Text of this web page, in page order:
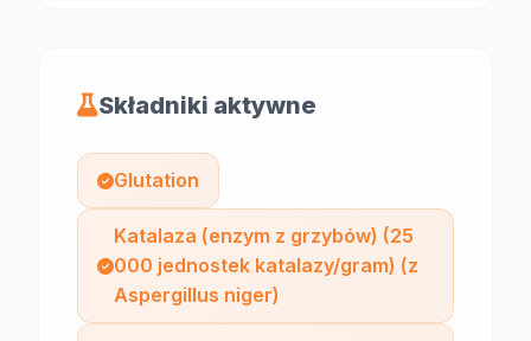
Składniki aktywne
Glutation
Katalaza (enzym z grzybów) (25
000 jednostek katalazy/gram) (z
Aspergillus niger)